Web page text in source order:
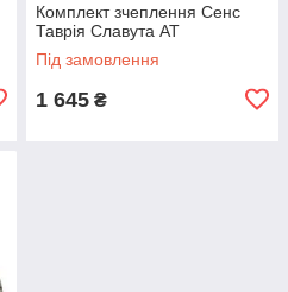
Комплект зчеплення Сенс
Таврія Славута АТ
Під замовлення
1 645 ₴